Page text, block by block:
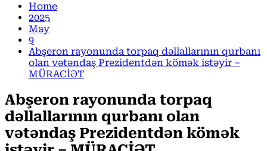
Home
2025
May
9
Abşeron rayonunda torpaq dəllallarının qurbanı
olan vətəndaş Prezidentdən kömək istəyir –
MÜRACİƏT
Abşeron rayonunda torpaq
dəllallarının qurbanı olan
vətəndaş Prezidentdən kömək